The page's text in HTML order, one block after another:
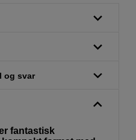
og svar
fantastisk